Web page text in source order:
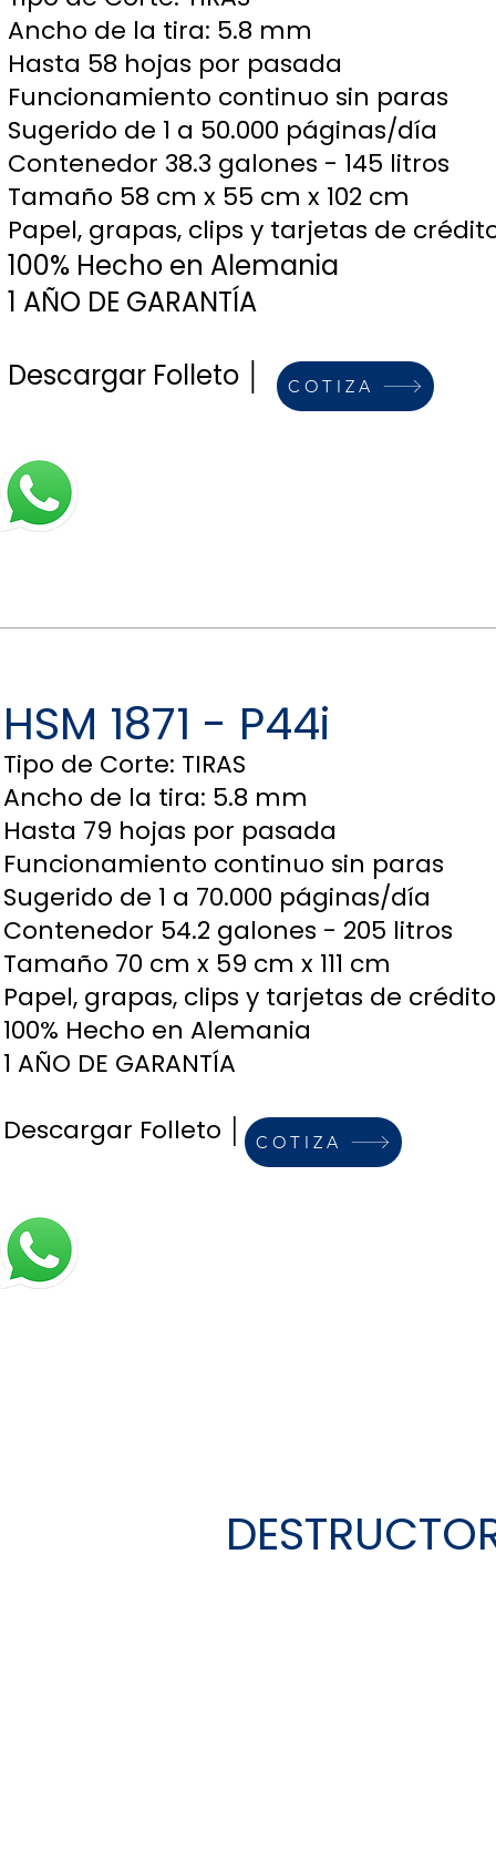
Ancho de la tira: 5.8 mm
Hasta 58 hojas por pasada
Funcionamiento continuo sin paras
Sugerido de 1 a 50.000 páginas/día
Contenedor 38.3 galones - 145 litros
Tamaño 58 cm x 55 cm x 102 cm
Papel, grapas, clips y tarjetas de
100% Hecho en Alemania
1 AÑO DE GARANTÍA
Descargar Folleto │
COTIZA
HSM 1871 - P44i
Tipo de Corte: TIRAS
Ancho de la tira: 5.8 mm
Hasta 79 hojas por pasada
Funcionamiento continuo sin paras
Sugerido de 1 a 70.000 páginas/día
Contenedor 54.2 galones - 205 litros
Tamaño 70 cm x 59 cm x 111 cm
Papel, grapas, clips y tarjetas de crédito
100% Hecho en Alemania
1 AÑO DE GARANTÍA
Descargar Folleto │
COTIZA